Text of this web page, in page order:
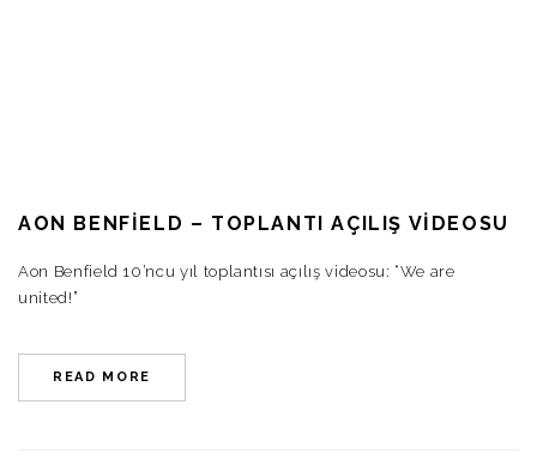
AON BENFIELD – TOPLANTI AÇILIŞ VIDEOSU
Aon Benfield 10’ncu yıl toplantısı açılış videosu: “We are
united!”
READ MORE